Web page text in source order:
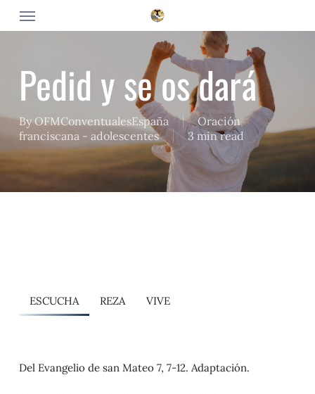
main
Menu
Pedid y se os dará
By OFMConventualesEspaña
Oración
franciscana - adolescentes
3 min read
ESCUCHA REZA VIVE
Del Evangelio de san Mateo 7, 7-12. Adaptación.